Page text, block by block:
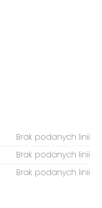
Brak podanych linii
Brak podanych linii
Brak podanych linii